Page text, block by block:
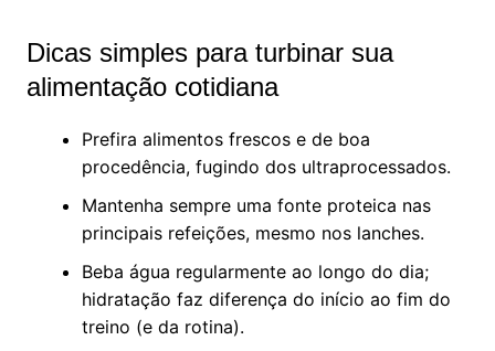
Dicas simples para turbinar sua
alimentação cotidiana
Prefira alimentos frescos e de boa
procedência, fugindo dos ultraprocessados.
Mantenha sempre uma fonte proteica nas
principais refeições, mesmo nos lanches.
Beba água regularmente ao longo do dia;
hidratação faz diferença do início ao fim do
treino (e da rotina).